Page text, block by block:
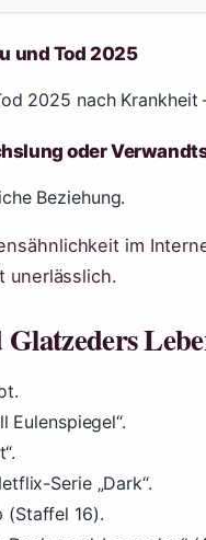
und Tod 2025
2025 nach
oder
Beziehung.
im
unerlässlich.
Eulenspiegel“.
Serie „Dark“.
(Staffel 16).